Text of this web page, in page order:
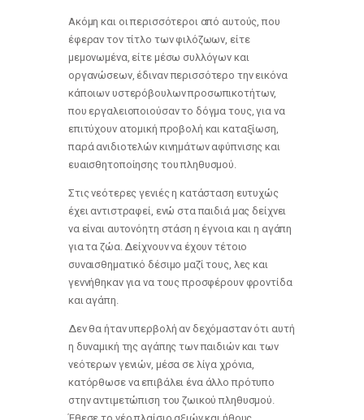
Ακόμη και οι περισσότεροι από αυτούς, που
έφεραν τον τίτλο των φιλόζωων, είτε
μεμονωμένα, είτε μέσω συλλόγων και
οργανώσεων, έδιναν περισσότερο την εικόνα
κάποιων υστερόβουλων προσωπικοτήτων,
που εργαλειοποιούσαν το δόγμα τους, για να
επιτύχουν ατομική προβολή και καταξίωση,
παρά ανιδιοτελών κινημάτων αφύπνισης και
ευαισθητοποίησης του πληθυσμού.
Στις νεότερες γενιές η κατάσταση ευτυχώς
έχει αντιστραφεί, ενώ στα παιδιά μας δείχνει
να είναι αυτονόητη στάση η έγνοια και η αγάπη
για τα ζώα. Δείχνουν να έχουν τέτοιο
συναισθηματικό δέσιμο μαζί τους, λες και
γεννήθηκαν για να τους προσφέρουν φροντίδα
και αγάπη.
Δεν θα ήταν υπερβολή αν δεχόμασταν ότι αυτή
η δυναμική της αγάπης των παιδιών και των
νεότερων γενιών, μέσα σε λίγα χρόνια,
κατόρθωσε να επιβάλει ένα άλλο πρότυπο
στην αντιμετώπιση του ζωικού πληθυσμού.